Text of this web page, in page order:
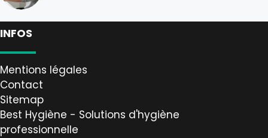
INFOS
Mentions légales
Contact
Sitemap
Best Hygiène - Solutions d'hygiène
professionnelle